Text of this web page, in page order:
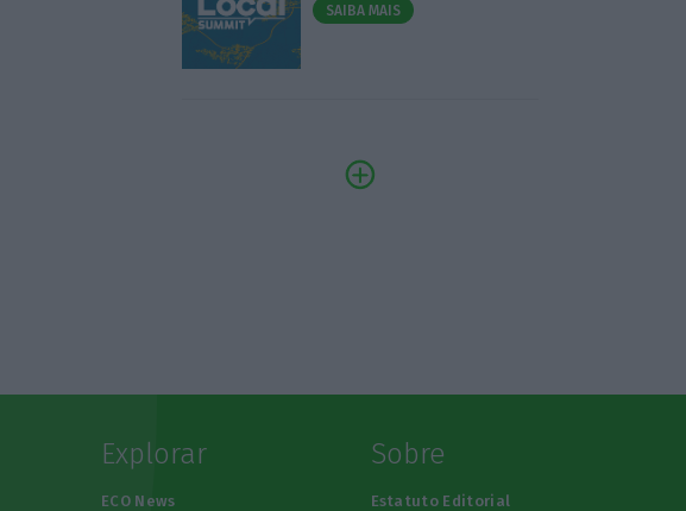
SAIBA MAIS
Explorar
ECO News
Sobre
Estatuto Editorial